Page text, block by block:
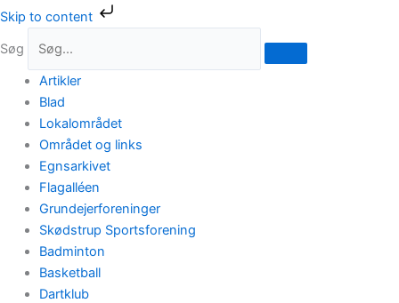
Skip to content
Gå
indholdet
Søg
Artikler
Blad
Lokalområdet
Området og links
Egnsarkivet
Flagalléen
Grundejerforeninger
Skødstrup Sportsforening
Badminton
Basketball
Dartklub